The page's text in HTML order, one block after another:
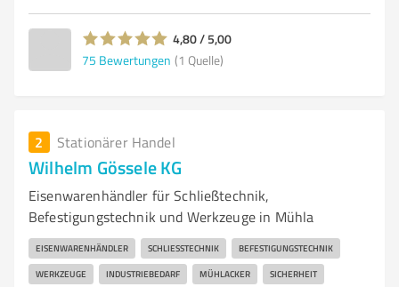
4,80 / 5,00
75 Bewertungen (1 Quelle)
2 Stationärer Handel
Wilhelm Gössele KG
Eisenwarenhändler für Schließtechnik,
Befestigungstechnik und Werkzeuge in Mühla
EISENWARENHÄNDLER SCHLIESSTECHNIK BEFESTIGUNGSTECHNIK
WERKZEUGE INDUSTRIEBEDARF MÜHLACKER SICHERHEIT